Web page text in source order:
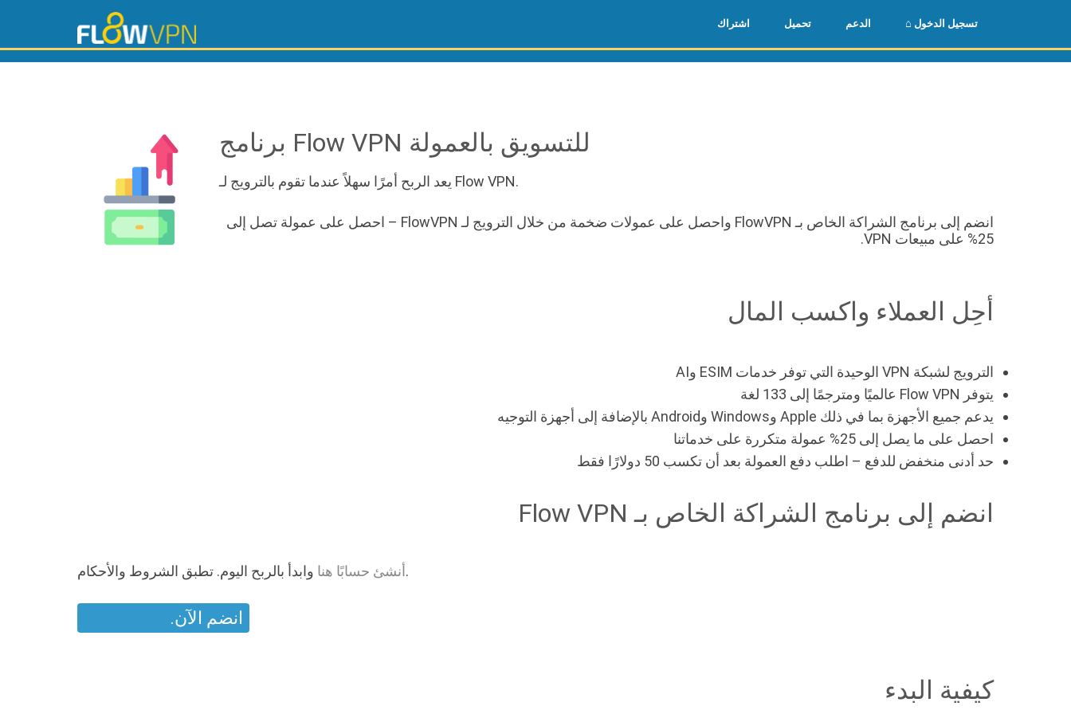
اشتراك تحميل الدعم ⌂ تسجيل الدخول
برنامج Flow VPN للتسويق بالعمولة
يعد الربح أمرًا سهلاً عندما تقوم بالترويج لـ Flow VPN.
انضم إلى برنامج الشراكة الخاص بـ FlowVPN واحصل على عمولات ضخمة من خلال الترويج لـ FlowVPN – احصل على عمولة تصل إلى
25% على مبيعات VPN.
أحِل العملاء واكسب المال
الترويج لشبكة VPN الوحيدة التي توفر خدمات ESIM وAI
يتوفر Flow VPN عالميًا ومترجمًا إلى 133 لغة
يدعم جميع الأجهزة بما في ذلك Apple وWindows وAndroid بالإضافة إلى أجهزة التوجيه
احصل على ما يصل إلى 25% عمولة متكررة على خدماتنا
حد أدنى منخفض للدفع – اطلب دفع العمولة بعد أن تكسب 50 دولارًا فقط
انضم إلى برنامج الشراكة الخاص بـ Flow VPN
أنشئ حسابًا هناوابدأ بالربح اليوم. تطبق الشروط والأحكام.
انضم الآن.
كيفية البدء